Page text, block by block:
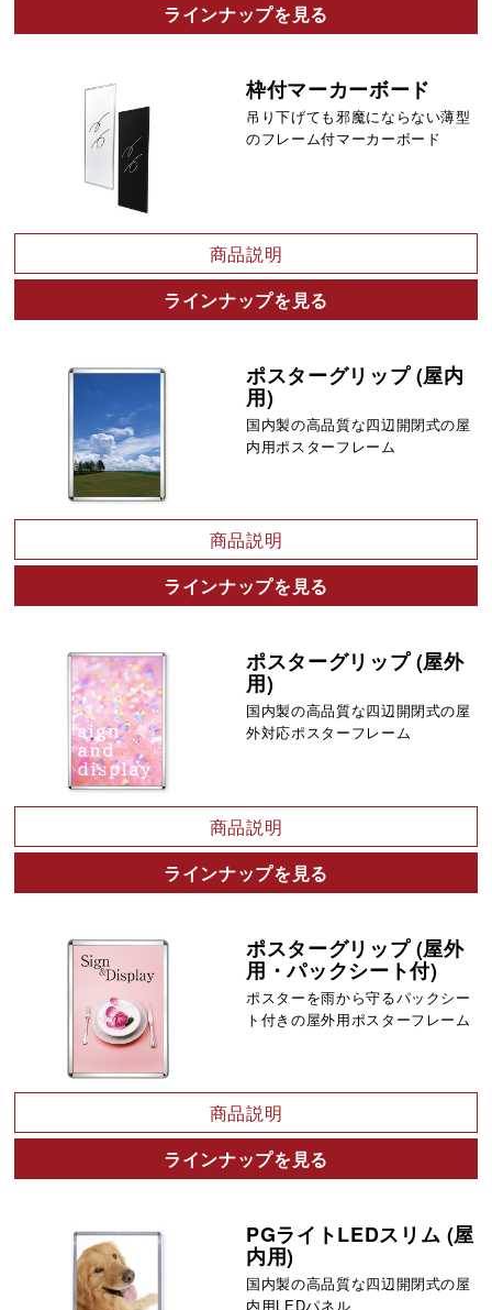
ラインナップを見る
枠付マーカーボード
吊り下げても邪魔にならない薄型
のフレーム付マーカーボード
商品説明
ラインナップを見る
ポスターグリップ (屋内
用)
国内製の高品質な四辺開閉式の屋
内用ポスターフレーム
商品説明
ラインナップを見る
ポスターグリップ (屋外
用)
国内製の高品質な四辺開閉式の屋
外対応ポスターフレーム
商品説明
ラインナップを見る
ポスターグリップ (屋外
用・パックシート付)
ポスターを雨から守るパックシー
ト付きの屋外用ポスターフレーム
商品説明
ラインナップを見る
PGライトLEDスリム (屋
内用)
国内製の高品質な四辺開閉式の屋
内用LEDパネル